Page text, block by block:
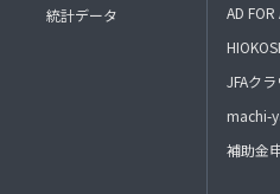
統計データ
AD FOR
JFAク
machi-
補助金